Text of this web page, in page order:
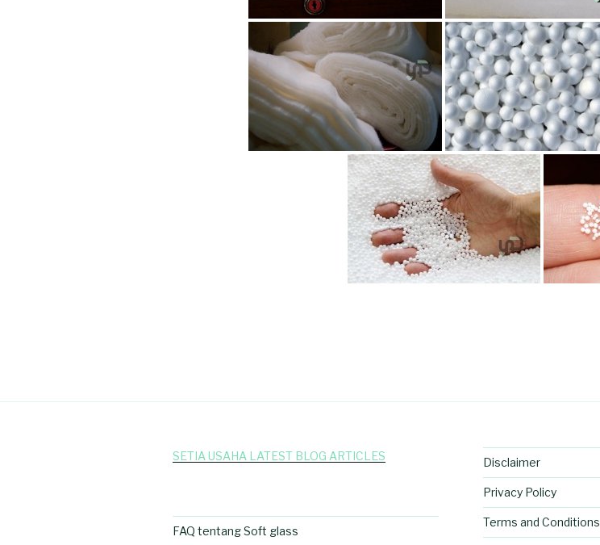
SETIA USAHA LATEST BLOG ARTICLES
FAQ tentang Soft glass
Disclaimer
Privacy Policy
Terms and Conditions